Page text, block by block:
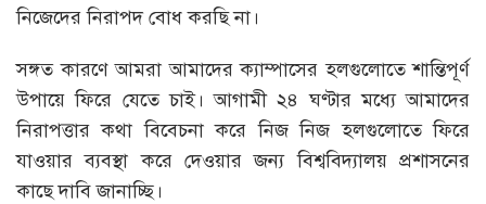
নিজেদের নিরাপদ বোধ করছি না।
সঙ্গত কারণে আমরা আমাদের ক্যাম্পাসের হলগুলোতে শান্তিপূর্ণ
উপায়ে ফিরে যেতে চাই। আগামী ২৪ ঘণ্টার মধ্যে আমাদের
নিরাপত্তার কথা বিবেচনা করে নিজ নিজ হলগুলোতে ফিরে
যাওয়ার ব্যবস্থা করে দেওয়ার জন্য বিশ্ববিদ্যালয় প্রশাসনের
কাছে দাবি জানাচ্ছি।